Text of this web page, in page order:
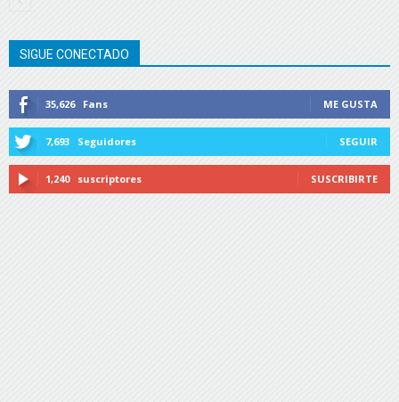
SIGUE CONECTADO
35,626 Fans ME GUSTA
7,693 Seguidores SEGUIR
1,240 suscriptores SUSCRIBIRTE